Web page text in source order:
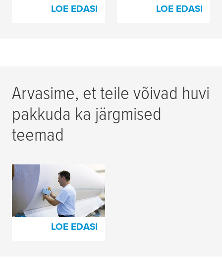
LOE EDASI LOE EDASI
Arvasime, et teile võivad huvi
pakkuda ka järgmised
teemad
Kiustatavad
jätkamisteibid
paberitootmiseks
LOE EDASI